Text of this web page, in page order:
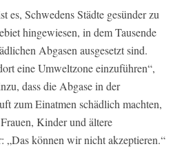
es, Schwedens Städte gesünder zu
hingewiesen, in dem Tausende
Abgasen ausgesetzt sind.
eine Umweltzone einzuführen“,
dass die Abgase in der
zum Einatmen schädlich machten,
Kinder und ältere
„Das können wir nicht akzeptieren.“